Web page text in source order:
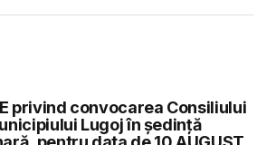
privind convocarea Consiliului
Lugoj în şedinţă